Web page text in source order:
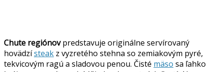
Chute regiónovpredstavuje originálne servírovaný
hovädzísteak z vyzretého stehna so zemiakovým pyré,
tekvicovým ragú a sladovou penou. Čisté mäso sa ľahko